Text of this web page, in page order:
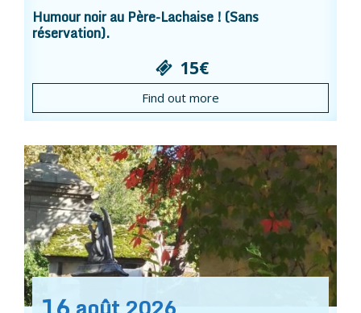
Humour noir au Père-Lachaise ! (Sans
réservation).
15€
Find out more